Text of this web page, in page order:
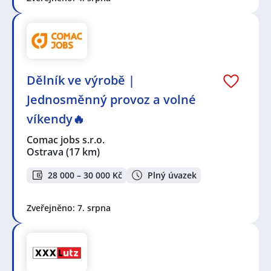
zajímavou perspektivu pro všechny, kteří hledají
stabilitu i možnosti profesního růstu.
JenPráce.cznaleznete širokou nabídku pravidelně
aktualizovaných a doplňovaných inzerátů
a profesí, o které mají firmy aktuálně největší zájem a
je pro ně velmi podstatné obsadit pracovní pozici v co
nejkratším možném termínu. Mezi takové profese
patří nyní nejvíce
dělník / dělnice,
profesiprodavač / prodavačka
požadované obory patří
Ubytování a cestovní ruch
a zásobování,Stavebnictví a realitní služby
práci i ve výše uvedených profesích či oborech,
protože je velká pravděpodobnost, že si tím zvýšíte
svou šanci na nalezení požadovaného zaměstnání.
Držíme Vám palce!
Dělník ve výrobě |
Jednosměnný provoz a volné
víkendy🔥
Comac jobs s.r.o.
Ostrava (17 km)
28 000 – 30 000 Kč Plný úvazek
Zveřejněno: 7. srpna